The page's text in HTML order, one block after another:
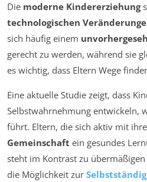
Die moderne Kindererziehung
technologischen
sich häufig einem
gerecht zu werden, während sie
es wichtig, dass Eltern Wege
Eine aktuelle Studie zeigt, dass
Selbstwahrnehmung entwickeln,
führt. Eltern, die sich aktiv mit
Gemeinschaft ein gesundes
steht im Kontrast zu
die Möglichkeit zur